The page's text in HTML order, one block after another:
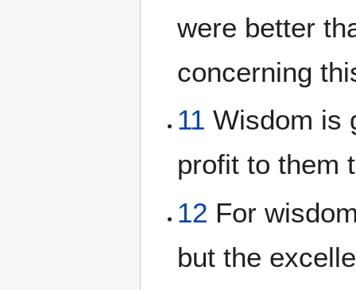
were better
concerning
11 Wisdom is
profit to them
12 For
but the